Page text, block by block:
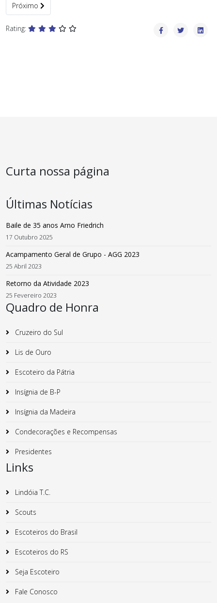
Próximo artigo: Presidentes
Próximo
Rating:
Curta nossa página
Últimas Notícias
Baile de 35 anos Arno Friedrich
17 Outubro 2025
Acampamento Geral de Grupo - AGG 2023
25 Abril 2023
Retorno da Atividade 2023
25 Fevereiro 2023
Quadro de Honra
Cruzeiro do Sul
Lis de Ouro
Escoteiro da Pátria
Insígnia de B-P
Insígnia da Madeira
Condecorações e Recompensas
Presidentes
Links
Lindóia T.C.
Scouts
Escoteiros do Brasil
Escoteiros do RS
Seja Escoteiro
Fale Conosco